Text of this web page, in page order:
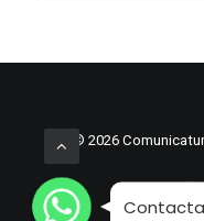
© 2026
WhatsApp
WhatsApp